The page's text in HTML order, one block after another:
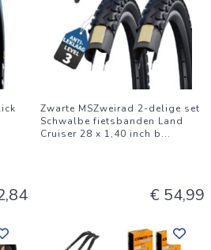
Zwarte MSZweirad 2-delige set
Schwalbe fietsbanden Land
Cruiser 28 x 1,40 inch b...
€ 54,99